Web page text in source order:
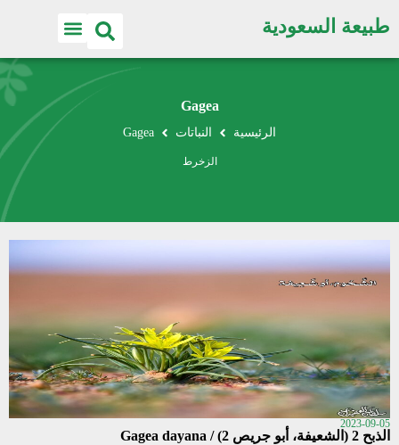
طبيعة السعودية
Gagea
الرئيسية النباتات Gagea
الزخرط
2023-09-05
الذبح 2 (الشعيفة، أبو جريص 2) / Gagea dayana